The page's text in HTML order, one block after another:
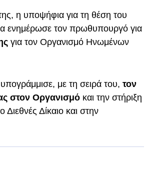
η υποψήφια για τη θέση του
ενημέρωσε τον πρωθυπουργό για
για τον Οργανισμό Ηνωμένων
με τη σειρά του, τον
στον Οργανισμό και την στήριξη
Δίκαιο και στην